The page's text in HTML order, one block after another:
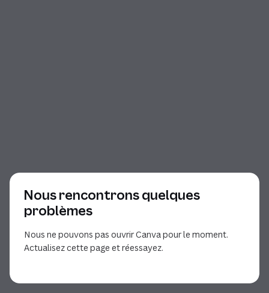
Nous rencontrons quelques
problèmes
Nous ne pouvons pas ouvrir Canva pour le moment.
Actualisez cette page et réessayez.